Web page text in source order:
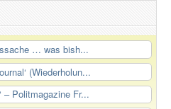
… was bish...
(Wiederholun...
– Politmagazine Fr...